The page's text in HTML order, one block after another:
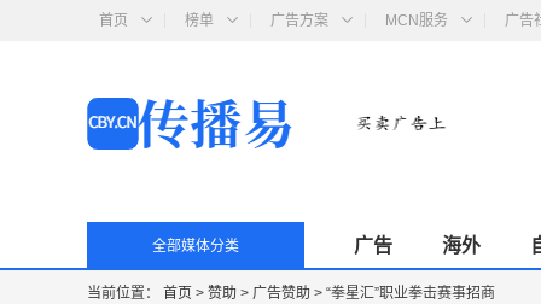
首页 榜单 广告方案 MCN服务 广告
全部媒体分类 广告 海外
当前位置： 首页 > 赞助 > 广告赞助 > “拳星汇”职业拳击赛事招商